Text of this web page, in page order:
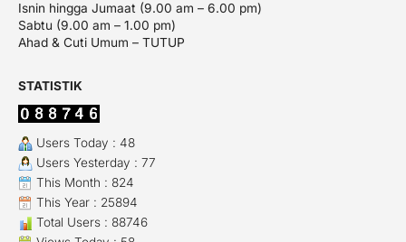
Isnin hingga Jumaat (9.00 am – 6.00 pm)
Sabtu (9.00 am – 1.00 pm)
Ahad & Cuti Umum – TUTUP
STATISTIK
Users Today : 48
Users Yesterday : 77
This Month : 824
This Year : 25894
Total Users : 88746